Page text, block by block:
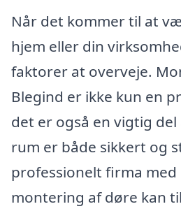
Når det kommer til at
hjem eller din
faktorer at overveje.
Blegind er ikke kun en
det er også en vigtig
rum er både sikkert og
professionelt firma med
montering af døre kan